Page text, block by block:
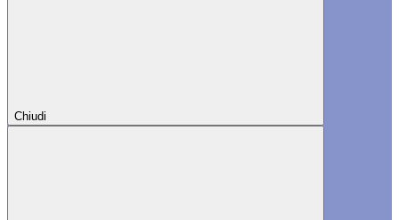
Chiudi